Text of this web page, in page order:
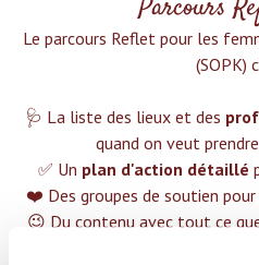
Parcours
Le parcours Reflet pour les
(SOPK)
🩺 La liste des lieux et des
quand on veut
✅ Un plan d'action détaillé
❤️ Des groupes de soutien
😉 Du contenu avec tout ce